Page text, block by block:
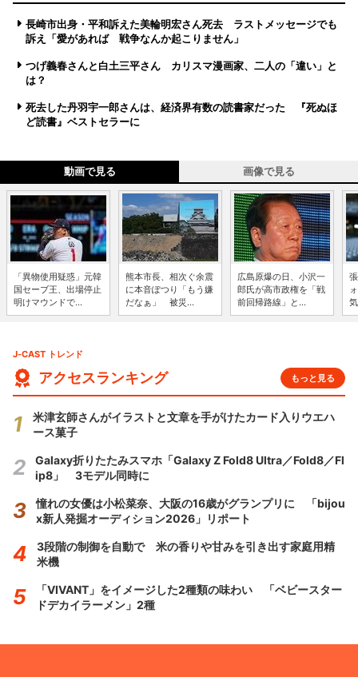
長崎市出身・平和訴えた美輪明宏さん死去 ラストメッセージでも
訴え「愛があれば 戦争なんか起こりません」
つげ義春さんと白土三平さん カリスマ漫画家、二人の「違い」と
は？
死去した丹羽宇一郎さんは、経済界有数の読書家だった 『死ぬほ
ど読書』ベストセラーに
動画で見る 画像で見る
「異物使用疑惑」元韓
国セーブ王、出場停止
明けマウンドで...
熊本市長、相次ぐ余震
に本音ぽつり「もう嫌
だなぁ」 被災...
広島原爆の日、小沢一
郎氏が高市政権を「戦
前回帰路線」と...
J-CAST トレンド
アクセスランキング もっと見る
米津玄師さんがイラストと文章を手がけたカード入りウエハ
ース菓子
Galaxy折りたたみスマホ「Galaxy Z Fold8 Ultra／Fold8／Fl
ip8」 3モデル同時に
憧れの女優は小松菜奈、大阪の16歳がグランプリに 「bijou
x新人発掘オーディション2026」リポート
3段階の制御を自動で 米の香りや甘みを引き出す家庭用精
米機
「VIVANT」をイメージした2種類の味わい 「ベビースター
ドデカイラーメン」2種